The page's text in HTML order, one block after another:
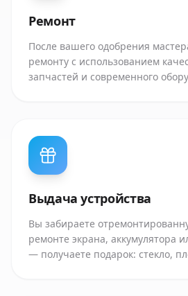
Ремонт
После вашего одобрения
ремонту с использованием
запчастей и современного
Выдача устройства
Вы забираете
ремонте экрана, аккумулятора
— получаете подарок: стекло,